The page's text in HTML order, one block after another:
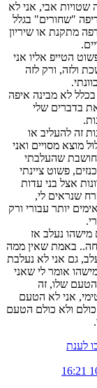
שטויות אבי, אני לא
"שחורים" בגלל
מתקנת או שיריון
הטייפ אליו אני
ולזה, ורק לזה
בכלל לא מבינה איפה
בדברים שלי
זה להעליב או
מוצא מסויים ואני
שהעלבתי
פשוט ציינתי
אצל בני עדות
שנראים לי,
יותר עבורי ורק
מישהו נעלב אז
באמת שאין ממה
גם אני לא נעלבת
אומר לי שאני
שלו, זה
אני לא הטעם
ולא כולם הטעם
לענת